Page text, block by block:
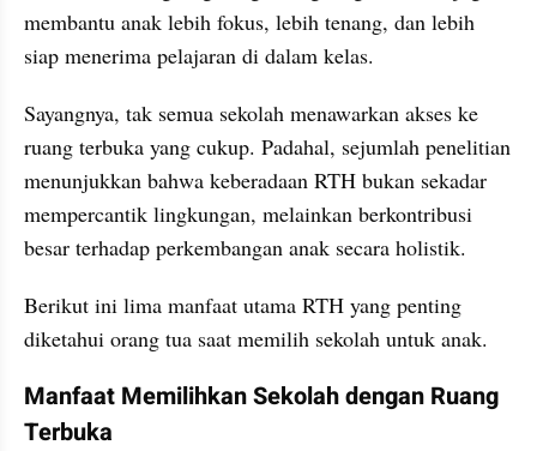
membantu anak lebih fokus, lebih tenang, dan lebih
siap menerima pelajaran di dalam kelas.
Sayangnya, tak semua sekolah menawarkan akses ke
ruang terbuka yang cukup. Padahal, sejumlah penelitian
menunjukkan bahwa keberadaan RTH bukan sekadar
mempercantik lingkungan, melainkan berkontribusi
besar terhadap perkembangan anak secara holistik.
Berikut ini lima manfaat utama RTH yang penting
diketahui orang tua saat memilih sekolah untuk anak.
Manfaat Memilihkan Sekolah dengan Ruang
Terbuka